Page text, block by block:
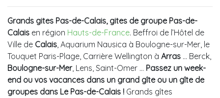
Grands gites Pas-de-Calais, gites de groupe Pas-de-
Calais en région Hauts-de-France. Beffroi de l’Hôtel de
Ville de Calais, Aquarium Nausica à Boulogne-sur-Mer, le
Touquet Paris-Plage, Carrière Wellington à Arras ... Berck,
Boulogne-sur-Mer, Lens, Saint-Omer … Passez un week-
end ou vos vacances dans un grand gîte ou un gîte de
groupes dans Le Pas-de-Calais ! Grands gîtes